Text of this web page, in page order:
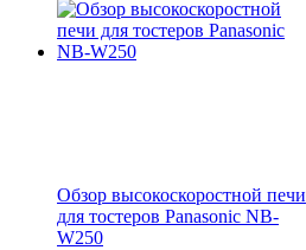
Обзор высокоскоростной печи
для тостеров Panasonic NB-
W250